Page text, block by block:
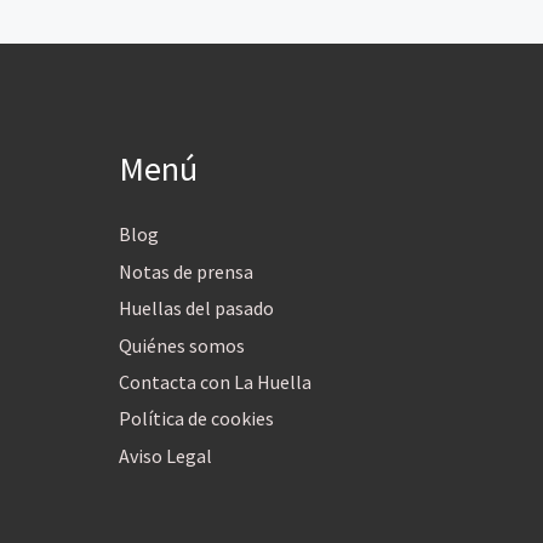
Menú
Blog
Notas de prensa
Huellas del pasado
Quiénes somos
Contacta con La Huella
Política de cookies
Aviso Legal